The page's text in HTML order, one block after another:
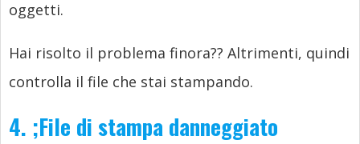
oggetti.
Hai risolto il problema finora?? Altrimenti, quindi
controlla il file che stai stampando.
4. ;File di stampa danneggiato